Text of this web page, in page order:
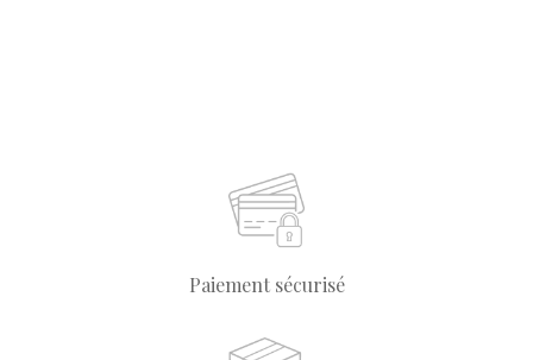
Paiement sécurisé